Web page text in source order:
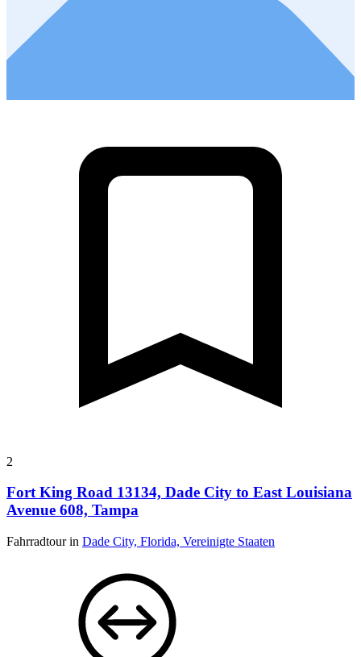
2
Fort King Road 13134, Dade City to East Louisiana
Avenue 608, Tampa
Fahrradtour in Dade City, Florida, Vereinigte Staaten